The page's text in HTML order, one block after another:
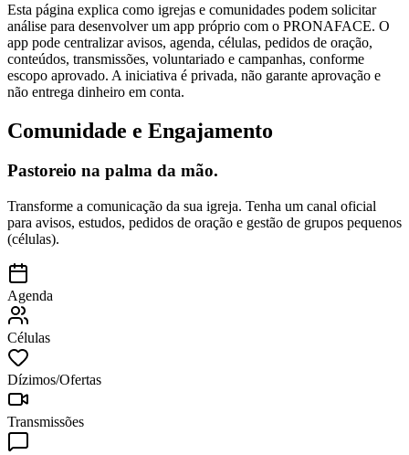
Esta página explica como igrejas e comunidades podem solicitar
análise para desenvolver um app próprio com o PRONAFACE. O
app pode centralizar avisos, agenda, células, pedidos de oração,
conteúdos, transmissões, voluntariado e campanhas, conforme
escopo aprovado. A iniciativa é privada, não garante aprovação e
não entrega dinheiro em conta.
Comunidade e Engajamento
Pastoreio na palma da mão.
Transforme a comunicação da sua igreja. Tenha um canal oficial
para avisos, estudos, pedidos de oração e gestão de grupos pequenos
(células).
Agenda
Células
Dízimos/Ofertas
Transmissões